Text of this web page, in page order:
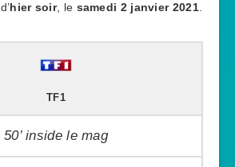
d’hier soir, le samedi 2 janvier 2021.
TF1
50’ inside le mag